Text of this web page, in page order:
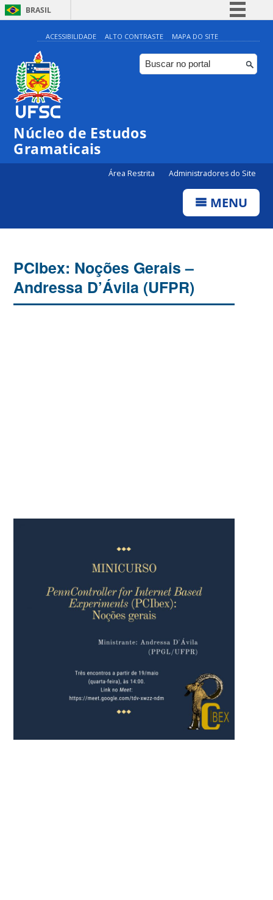
BRASIL
Simplifique!
Comunica BR
Participe
ACESSIBILIDADE ALTO CONTRASTE MAPA DO SITE
Núcleo de Estudos
Gramaticais
Área Restrita Administradores do Site
MENU
PCIbex: Noções Gerais –
Andressa D’Ávila (UFPR)